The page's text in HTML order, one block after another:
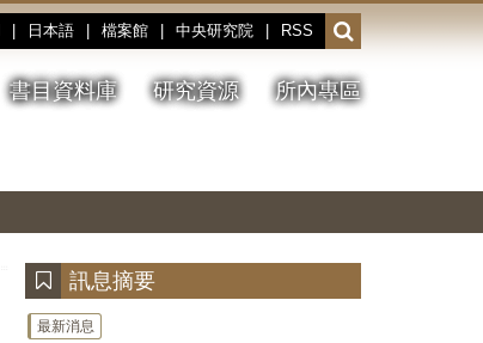
日本語 檔案館 中央研究院 RSS
開
啟
或
收
書目資料庫 研究資源 所內專區
停、
圖
圖
結
訊息摘要
最新消息